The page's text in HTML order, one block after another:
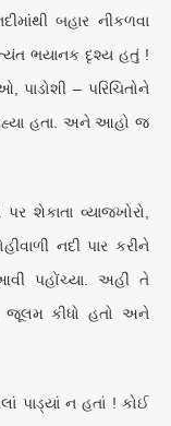
બહાર નીકળવા
ભયાનક દૃશ્ય હતું !
– પરિચિતોને
હતા. અને આહો જ
શેકાતા વ્યાજખોરો,
નદી પાર કરીને
પહોંચ્યા. અહીં તે
જૂલમ કીધો હતો અને
ન હતાં ! કોઈ